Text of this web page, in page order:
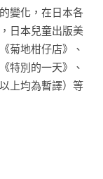
解吵架危機。
「媽爹講故
人）
，每一次人際關
出面對困境的勇
真正懂得，別人
切確然。那我們
常，看似平淡的
子與孩子之間產
變化，在日本各
日本兒童出版美
菊地柑仔店》、
特別的一天》、
上均為暫譯）等